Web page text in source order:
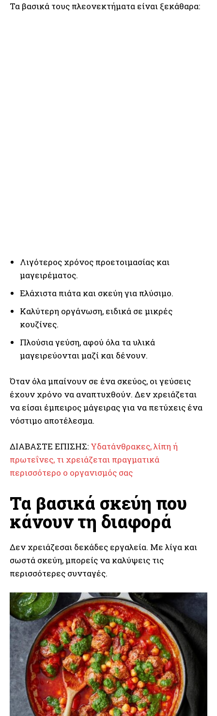
Τα βασικά τους πλεονεκτήματα είναι ξεκάθαρα:
Λιγότερος χρόνος προετοιμασίας και
μαγειρέματος.
Ελάχιστα πιάτα και σκεύη για πλύσιμο.
Καλύτερη οργάνωση, ειδικά σε μικρές
κουζίνες.
Πλούσια γεύση, αφού όλα τα υλικά
μαγειρεύονται μαζί και δένουν.
Όταν όλα μπαίνουν σε ένα σκεύος, οι γεύσεις
έχουν χρόνο να αναπτυχθούν. Δεν χρειάζεται
να είσαι έμπειρος μάγειρας για να πετύχεις ένα
νόστιμο αποτέλεσμα.
ΔΙΑΒΑΣΤΕ ΕΠΙΣΗΣ: Υδατάνθρακες, λίπη ή
πρωτεΐνες, τι χρειάζεται πραγματικά
περισσότερο ο οργανισμός σας
Τα βασικά σκεύη που
κάνουν τη διαφορά
Δεν χρειάζεσαι δεκάδες εργαλεία. Με λίγα και
σωστά σκεύη, μπορείς να καλύψεις τις
περισσότερες συνταγές.